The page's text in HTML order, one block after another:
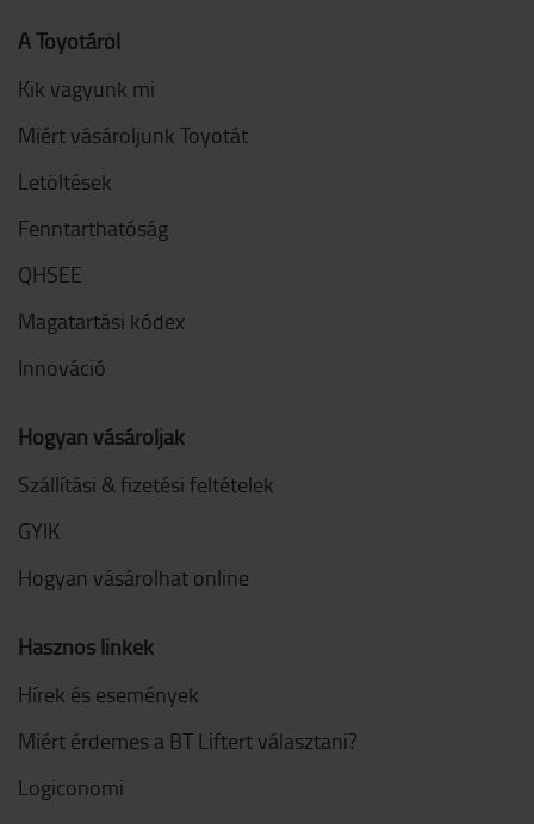
A Toyotáról
Kik vagyunk mi
Miért vásároljunk Toyotát
Letöltések
Fenntarthatóság
QHSEE
Magatartási kódex
Innováció
Hogyan vásároljak
Szállítási & fizetési feltételek
GYIK
Hogyan vásárolhat online
Hasznos linkek
Hírek és események
Miért érdemes a BT Liftert választani?
Logiconomi